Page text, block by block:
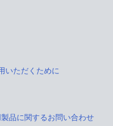
いただくために
品に関するお問い合わせ